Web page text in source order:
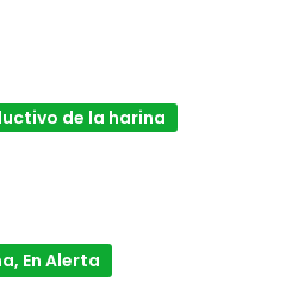
de la harina
En Alerta